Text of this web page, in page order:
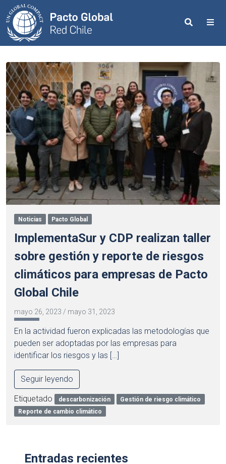
Search
Noticias Pacto Global
ImplementaSur y CDP realizan taller
sobre gestión y reporte de riesgos
climáticos para empresas de Pacto
Global Chile
mayo 26, 2023 / mayo 31, 2023
En la actividad fueron explicadas las metodologías que
pueden ser adoptadas por las empresas para
identificar los riesgos y las […]
Seguir leyendo
Etiquetado descarbonización
Gestión de riesgo climático
Reporte de cambio climático
Entradas recientes